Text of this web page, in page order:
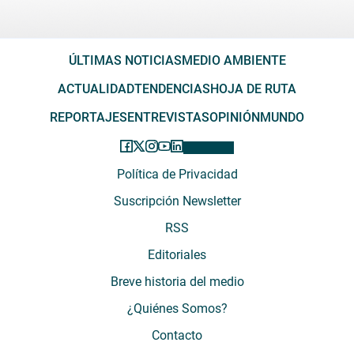
ÚLTIMAS NOTICIASMEDIO AMBIENTE
ACTUALIDADTENDENCIASHOJA DE RUTA
REPORTAJESENTREVISTASOPINIÓNMUNDO
Política de Privacidad
Suscripción Newsletter
RSS
Editoriales
Breve historia del medio
¿Quiénes Somos?
Contacto